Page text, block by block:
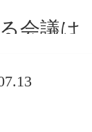
会議は